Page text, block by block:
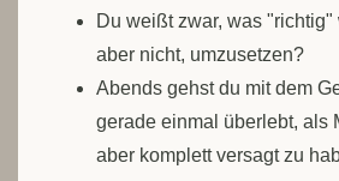
Du weißt zwar, was "richtig"
aber nicht, umzusetzen?
Abends gehst du mit dem
gerade einmal überlebt, als
aber komplett versagt zu